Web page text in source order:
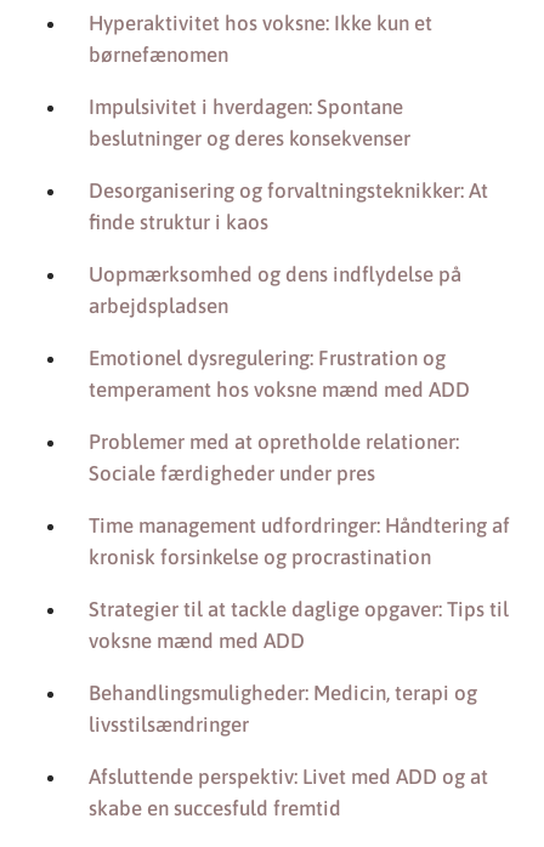
Hyperaktivitet hos voksne: Ikke kun et
børnefænomen
Impulsivitet i hverdagen: Spontane
beslutninger og deres konsekvenser
Desorganisering og forvaltningsteknikker: At
finde struktur i kaos
Uopmærksomhed og dens indflydelse på
arbejdspladsen
Emotionel dysregulering: Frustration og
temperament hos voksne mænd med ADD
Problemer med at opretholde relationer:
Sociale færdigheder under pres
Time management udfordringer: Håndtering af
kronisk forsinkelse og procrastination
Strategier til at tackle daglige opgaver: Tips til
voksne mænd med ADD
Behandlingsmuligheder: Medicin, terapi og
livsstilsændringer
Afsluttende perspektiv: Livet med ADD og at
skabe en succesfuld fremtid